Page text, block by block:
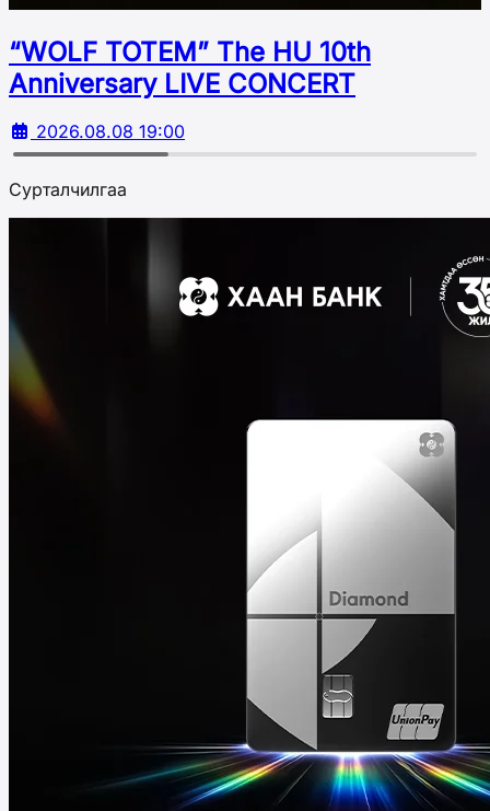
“WOLF TOTEM” The HU 10th
Аnniversary LIVE CONCERT
2026.08.08 19:00
Сурталчилгаа